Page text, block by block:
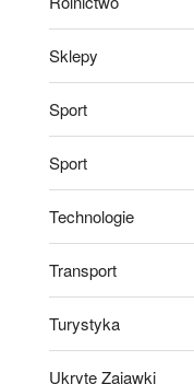
Sklepy
Sport
Sport
Technologie
Transport
Turystyka
Ukryte Zajawki